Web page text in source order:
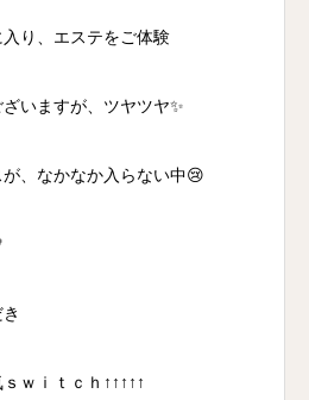
り、エステをご体験
いますが、ツヤツヤ✨
、なかなか入らない中😢
ｗｉｔｃｈ↑↑↑↑↑